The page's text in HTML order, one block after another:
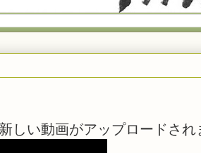
しい動画がアップロードされ